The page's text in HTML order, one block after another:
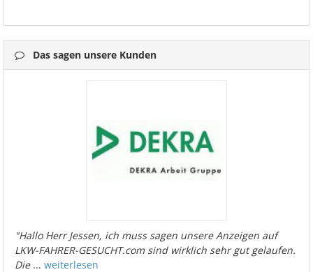
Das sagen unsere Kunden
"Hallo Herr Jessen, ich muss sagen unsere Anzeigen auf
LKW-FAHRER-GESUCHT.com sind wirklich sehr gut gelaufen.
Die... weiterlesen